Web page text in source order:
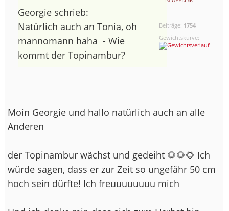
Beiträge: 1754
Gewichtskurve:
Georgie schrieb:
Natürlich auch an Tonia, oh
man­no­mann haha - Wie
kommt der Topinambur?
Moin Georgie und hallo natürlich auch an alle
Anderen
der Topinambur wächst und gedeiht 🌻🌻🌻 Ich
würde sagen, dass er zur Zeit so ungefähr 50 cm
hoch sein dürfte! Ich freuuuuuuuu mich